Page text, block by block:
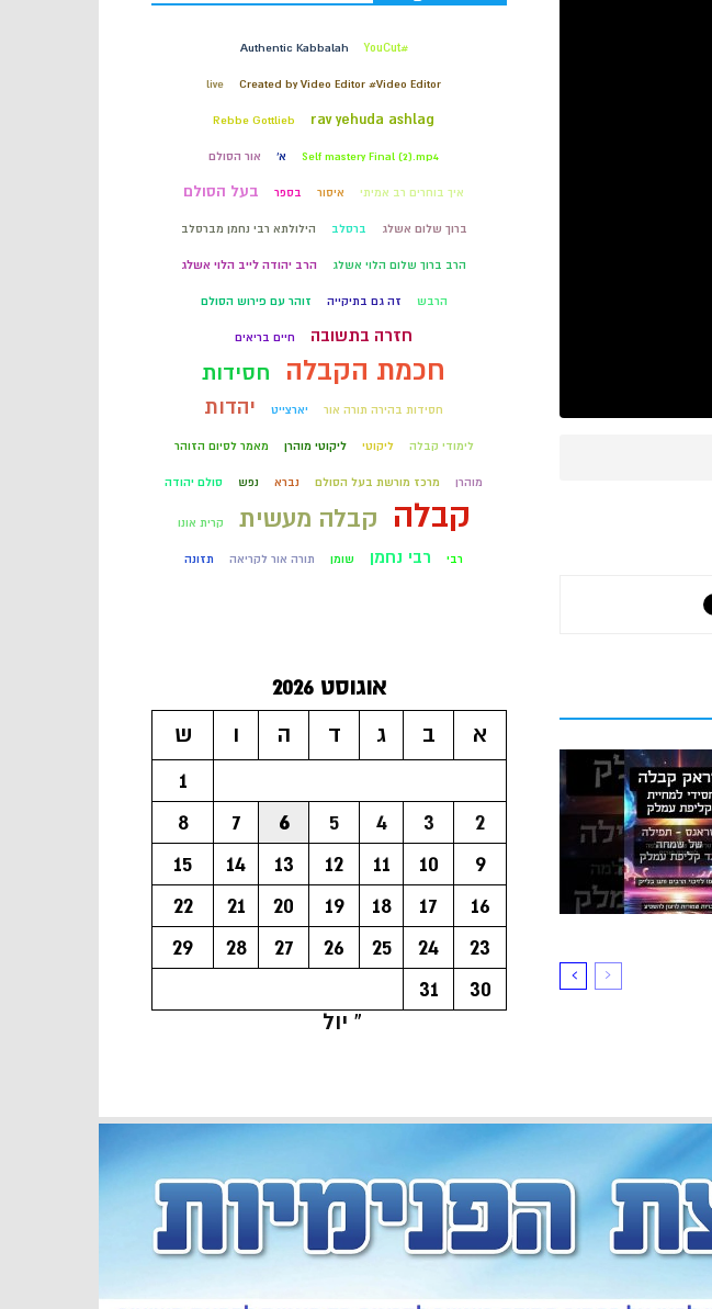
#YouCut
Authentic Kabbalah
Created by Video Editor #Video Editor
live
rav yehuda ashlag
Rebbe Gottlieb
Self mastery Final (2).mp4 א' אור הסולם
איך בוחרים רב אמיתי איסור בספר בעל הסולם
ברוך שלום אשלג ברסלב הילולתא רבי נחמן מברסלב
הרב ברוך שלום הלוי אשלג הרב יהודה לייב הלוי אשלג
הרבש זה גם בתיקייה זוהר עם פירוש הסולם
חזרה בתשובה חיים בריאים
חכמת הקבלה חסידות
חסידות בהירה תורה אור יארצייט יהדות
לימודי קבלה ליקוטי ליקוטי מוהרן מאמר לסיום הזוהר
מוהרן מרכז מורשת בעל הסולם נברא נפש סולם יהודה
קבלה קבלה מעשית קרית אונו
רבי רבי נחמן שומן תורה אור לקריאה תזונה
אוגוסט 2026
א
ב ג ד ה ו
ש
1
2
3
4
5
6
7
8
9
10
11
12
13
14
15
16
17
18
19
20
21
22
23
24
25
26
27
28
29
30
31
« יול